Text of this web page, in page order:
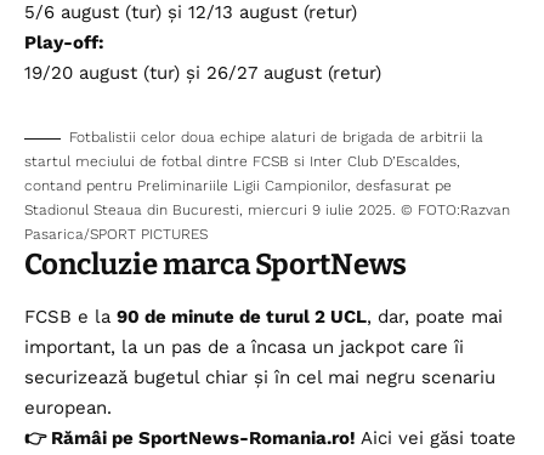
5/6 august (tur) și 12/13 august (retur)
Play-off:
19/20 august (tur) și 26/27 august (retur)
Fotbalistii celor doua echipe alaturi de brigada de arbitrii la
startul meciului de fotbal dintre FCSB si Inter Club D’Escaldes,
contand pentru Preliminariile Ligii Campionilor, desfasurat pe
Stadionul Steaua din Bucuresti, miercuri 9 iulie 2025. © FOTO:Razvan
Pasarica/SPORT PICTURES
Concluzie marca SportNews
FCSB e la 90 de minute de turul 2 UCL, dar, poate mai
important, la un pas de a încasa un jackpot care îi
securizează bugetul chiar și în cel mai negru scenariu
european.
👉Rămâi pe SportNews-Romania.ro! Aici vei găsi toate